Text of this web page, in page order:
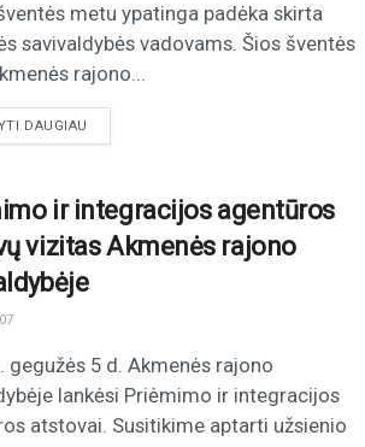
metu ypatinga padėka skirta
savivaldybės vadovams. Šios šventės
rajono...
DAUGIAU
ir integracijos agentūros
vizitas Akmenės rajono
gegužės 5 d. Akmenės rajono
lankėsi Priėmimo ir integracijos
atstovai. Susitikime aptarti užsienio